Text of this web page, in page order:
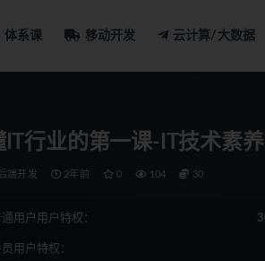
体系课 移动开发 云计算/大数据
IT行业的第一课-IT技术素
后端开发 2年前 0 104 30
通用户用户特权：
员用户特权：